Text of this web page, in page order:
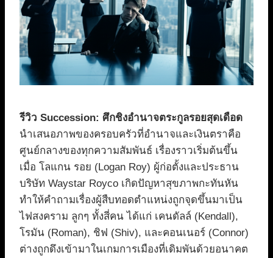
รีวิว Succession: ศึกชิงอำนาจตระกูลรอยสุดเดือด
นำเสนอภาพของครอบครัวที่อำนาจและเงินตราคือ
ศูนย์กลางของทุกความสัมพันธ์ เรื่องราวเริ่มต้นขึ้น
เมื่อ โลแกน รอย (Logan Roy) ผู้ก่อตั้งและประธาน
บริษัท Waystar Royco เกิดปัญหาสุขภาพกะทันหัน
ทำให้คำถามเรื่องผู้สืบทอดตำแหน่งถูกจุดขึ้นมาเป็น
ไฟสงคราม ลูกๆ ทั้งสี่คน ได้แก่ เคนดัลล์ (Kendall),
โรมัน (Roman), ชิฟ (Shiv), และคอนเนอร์ (Connor)
ต่างถูกดึงเข้ามาในเกมการเมืองที่เดิมพันด้วยอนาคต